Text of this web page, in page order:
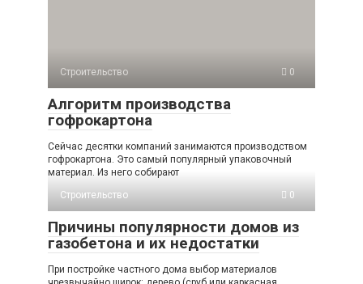
Строительство 0
Алгоритм производства
гофрокартона
Сейчас десятки компаний занимаются производством
гофрокартона. Это самый популярный упаковочный
материал. Из него собирают
Строительство
0
Причины популярности домов из
газобетона и их недостатки
При постройке частного дома выбор материалов